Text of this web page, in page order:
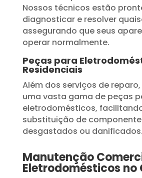
Nossos técnicos estão
diagnosticar e resolver
assegurando que seus
operar normalmente.
Peças para
Residenciais
Além dos serviços de
uma vasta gama de peças
eletrodomésticos,
substituição de
desgastados ou danificados.
Manutenção
Eletrodomésticos no